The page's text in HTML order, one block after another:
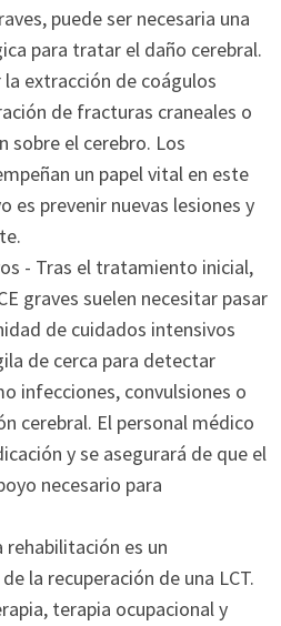
puede ser necesaria una
para tratar el daño cerebral.
extracción de coágulos
de fracturas craneales o
sobre el cerebro. Los
un papel vital en este
es prevenir nuevas lesiones y
- Tras el tratamiento inicial,
graves suelen necesitar pasar
de cuidados intensivos
de cerca para detectar
infecciones, convulsiones o
cerebral. El personal médico
y se asegurará de que el
necesario para
rehabilitación es un
la recuperación de una LCT.
terapia ocupacional y